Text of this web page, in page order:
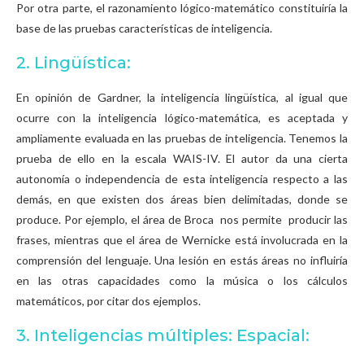
Por otra parte, el razonamiento lógico-matemático constituiría la
base de las pruebas características de inteligencia.
2. Lingüística:
En opinión de Gardner, la inteligencia lingüística, al igual que
ocurre con la inteligencia lógico-matemática, es aceptada y
ampliamente evaluada en las pruebas de inteligencia. Tenemos la
prueba de ello en la escala WAIS-IV. El autor da una cierta
autonomía o independencia de esta inteligencia respecto a las
demás, en que existen dos áreas bien delimitadas, donde se
produce. Por ejemplo, el área de Broca nos permite producir las
frases, mientras que el área de Wernicke está involucrada en la
comprensión del lenguaje. Una lesión en estás áreas no influiría
en las otras capacidades como la música o los cálculos
matemáticos, por citar dos ejemplos.
3. Inteligencias múltiples: Espacial: